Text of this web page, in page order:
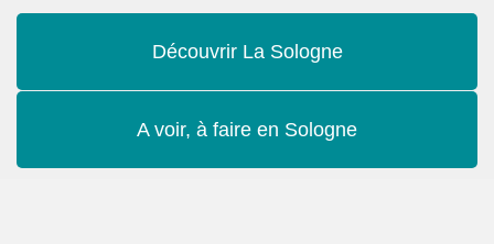
Découvrir La Sologne
A voir, à faire en Sologne